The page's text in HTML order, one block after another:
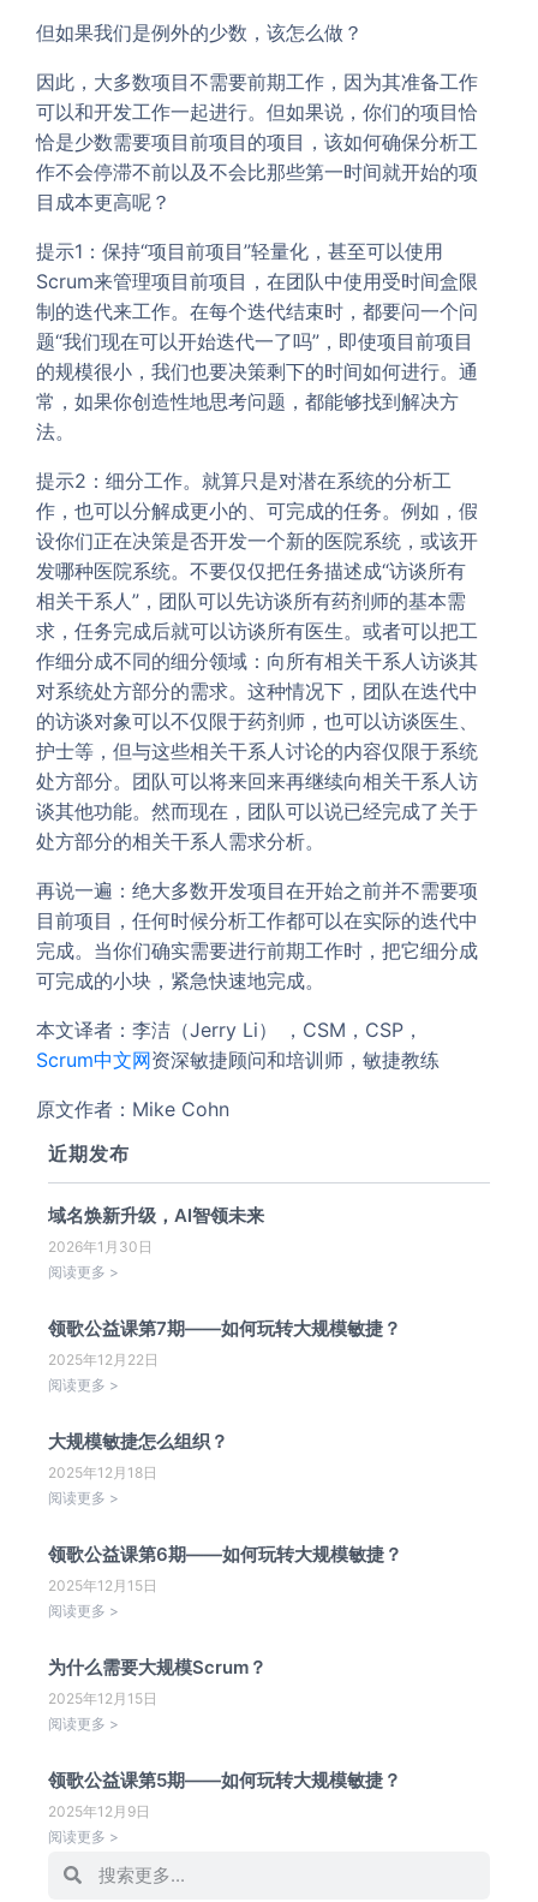
但如果我们是例外的少数，该怎么做？
因此，大多数项目不需要前期工作，因为其准备工作
可以和开发工作一起进行。但如果说，你们的项目恰
恰是少数需要项目前项目的项目，该如何确保分析工
作不会停滞不前以及不会比那些第一时间就开始的项
目成本更高呢？
提示1：保持“项目前项目”轻量化，甚至可以使用
Scrum来管理项目前项目，在团队中使用受时间盒限
制的迭代来工作。在每个迭代结束时，都要问一个问
题“我们现在可以开始迭代一了吗”，即使项目前项目
的规模很小，我们也要决策剩下的时间如何进行。通
常，如果你创造性地思考问题，都能够找到解决方
法。
提示2：细分工作。就算只是对潜在系统的分析工
作，也可以分解成更小的、可完成的任务。例如，假
设你们正在决策是否开发一个新的医院系统，或该开
发哪种医院系统。不要仅仅把任务描述成“访谈所有
相关干系人”，团队可以先访谈所有药剂师的基本需
求，任务完成后就可以访谈所有医生。或者可以把工
作细分成不同的细分领域：向所有相关干系人访谈其
对系统处方部分的需求。这种情况下，团队在迭代中
的访谈对象可以不仅限于药剂师，也可以访谈医生、
护士等，但与这些相关干系人讨论的内容仅限于系统
处方部分。团队可以将来回来再继续向相关干系人访
谈其他功能。然而现在，团队可以说已经完成了关于
处方部分的相关干系人需求分析。
再说一遍：绝大多数开发项目在开始之前并不需要项
目前项目，任何时候分析工作都可以在实际的迭代中
完成。当你们确实需要进行前期工作时，把它细分成
可完成的小块，紧急快速地完成。
本文译者：李洁（Jerry Li） ，CSM，CSP，
Scrum中文网资深敏捷顾问和培训师，敏捷教练
原文作者：Mike Cohn
近期发布
域名焕新升级，AI智领未来
2026年1月30日
阅读更多 >
领歌公益课第7期——如何玩转大规模敏捷？
2025年12月22日
阅读更多 >
大规模敏捷怎么组织？
2025年12月18日
阅读更多 >
领歌公益课第6期——如何玩转大规模敏捷？
2025年12月15日
阅读更多 >
为什么需要大规模Scrum？
2025年12月15日
阅读更多 >
领歌公益课第5期——如何玩转大规模敏捷？
2025年12月9日
阅读更多 >